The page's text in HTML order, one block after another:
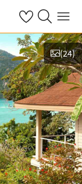
Se dine sparte
Søk påMeny
(24)